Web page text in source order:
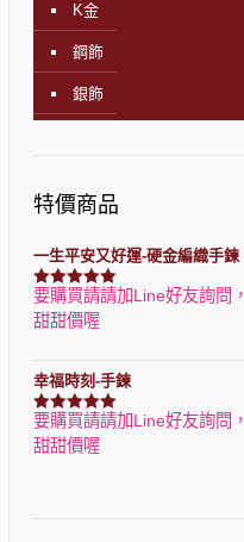
K金
鋼飾
銀飾
特價商品
一生平安又好運-硬金編織手鍊
評分7740滿分 5
要購買請請加Line好友詢問，
甜甜價喔
幸福時刻-手鍊
評分3150滿分 5
要購買請請加Line好友詢問，
甜甜價喔